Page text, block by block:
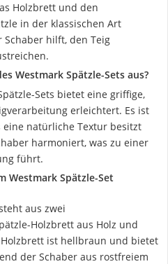
Holzbrett und den
in der klassischen Art
hilft, den Teig
Westmark Spätzle-Sets aus?
Sets bietet eine griffige,
erleichtert. Es ist
natürliche Textur besitzt
harmoniert, was zu einer
führt.
Westmark Spätzle-Set
aus zwei
Holzbrett aus Holz und
ist hellbraun und bietet
der Schaber aus rostfreiem